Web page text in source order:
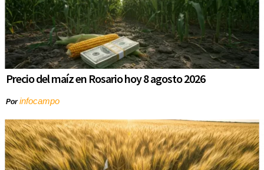
Precio del maíz en Rosario hoy 8 agosto 2026
Porinfocampo